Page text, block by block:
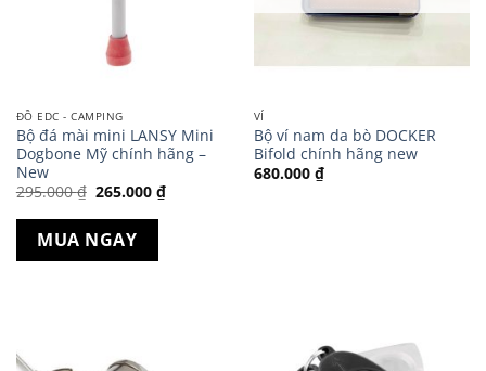
ĐỒ EDC - CAMPING
Bộ đá mài mini LANSY Mini
Dogbone Mỹ chính hãng –
New
295.000₫ Giá
là:
295.000 ₫.
265.000 ₫Giá
hiện
MUA NGAY
VÍ
Bộ ví nam da bò DOCKER
Bifold chính hãng new
680.000 ₫